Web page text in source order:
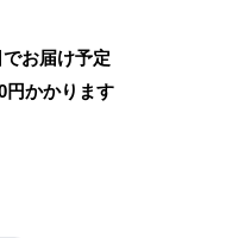
お届け予定
円かかります